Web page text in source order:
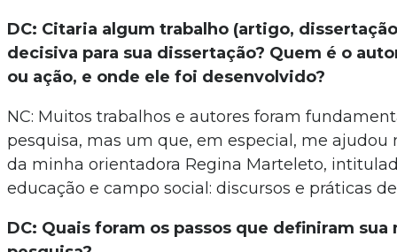
DC: Citaria algum trabalho (artigo,
decisiva para sua dissertação? Quem é o
ou ação, e onde ele foi desenvolvido?
NC: Muitos trabalhos e autores foram
pesquisa, mas um que, em especial, me ajudou
da minha orientadora Regina Marteleto,
educação e campo social: discursos e práticas
DC: Quais foram os passos que definiram